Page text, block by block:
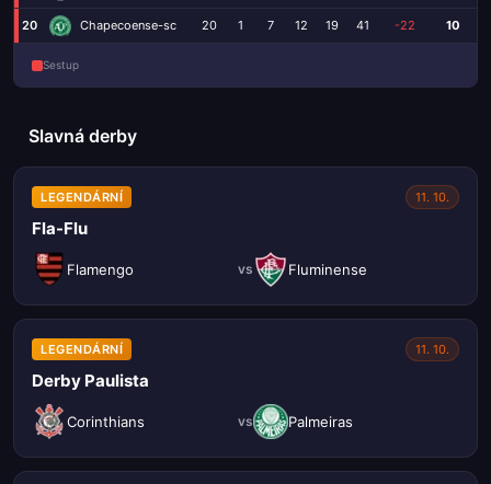
20 Chapecoense-sc 20 1 7 12 19 41 -22 10
Sestup
Slavná derby
LEGENDÁRNÍ 11. 10.
Fla-Flu
Flamengo vs Fluminense
LEGENDÁRNÍ 11. 10.
Derby Paulista
Corinthians vs Palmeiras